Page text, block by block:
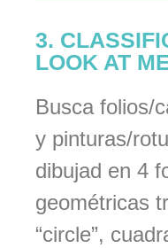
3.
LOOK AT
Busca folios/
y pinturas/
dibujad en 4
geométricas
“circle”,